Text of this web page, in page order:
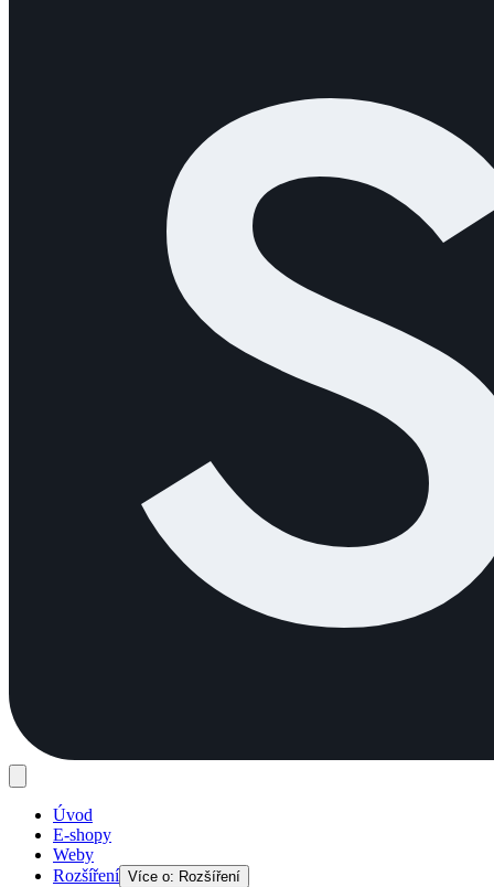
Úvod
E-shopy
Weby
Rozšíření Více o: Rozšíření